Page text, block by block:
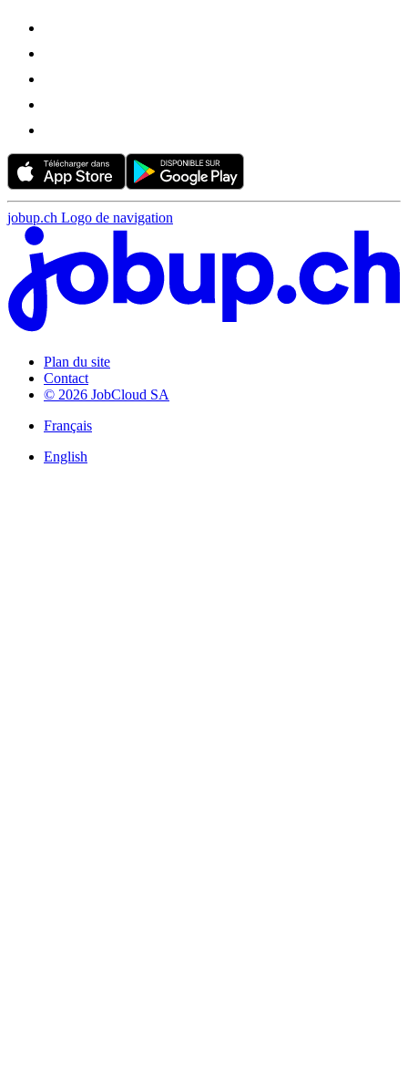
jobup.ch Logo de navigation
Plan du site
Contact
© 2026 JobCloud SA
Français
English